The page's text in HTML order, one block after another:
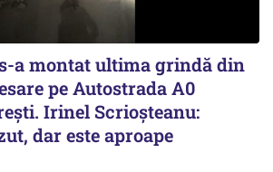
a montat ultima grindă din
pe Autostrada A0
Irinel Scrioșteanu:
dar este aproape